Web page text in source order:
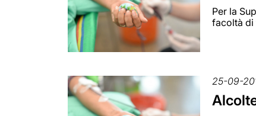
Per la
facoltà di
25-09-